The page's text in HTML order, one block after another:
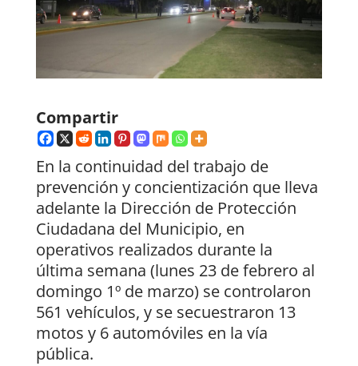
Compartir
En la continuidad del trabajo de
prevención y concientización que lleva
adelante la Dirección de Protección
Ciudadana del Municipio, en
operativos realizados durante la
última semana (lunes 23 de febrero al
domingo 1º de marzo) se controlaron
561 vehículos, y se secuestraron 13
motos y 6 automóviles en la vía
pública.